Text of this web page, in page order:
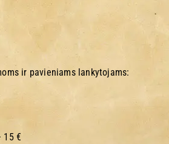
ir pavieniams lankytojams:
15 €